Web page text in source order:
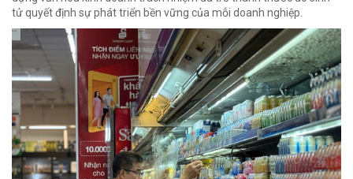
tử quyết định sự phát triển bền vững của mỗi doanh nghiệp.